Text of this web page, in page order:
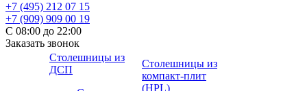
+7 (495) 212 07 15
+7 (909) 909 00 19
С 08:00 до 22:00
Заказать звонок
Столешницы из
ДСП
Столешницы из
компакт-плит
(HPL)